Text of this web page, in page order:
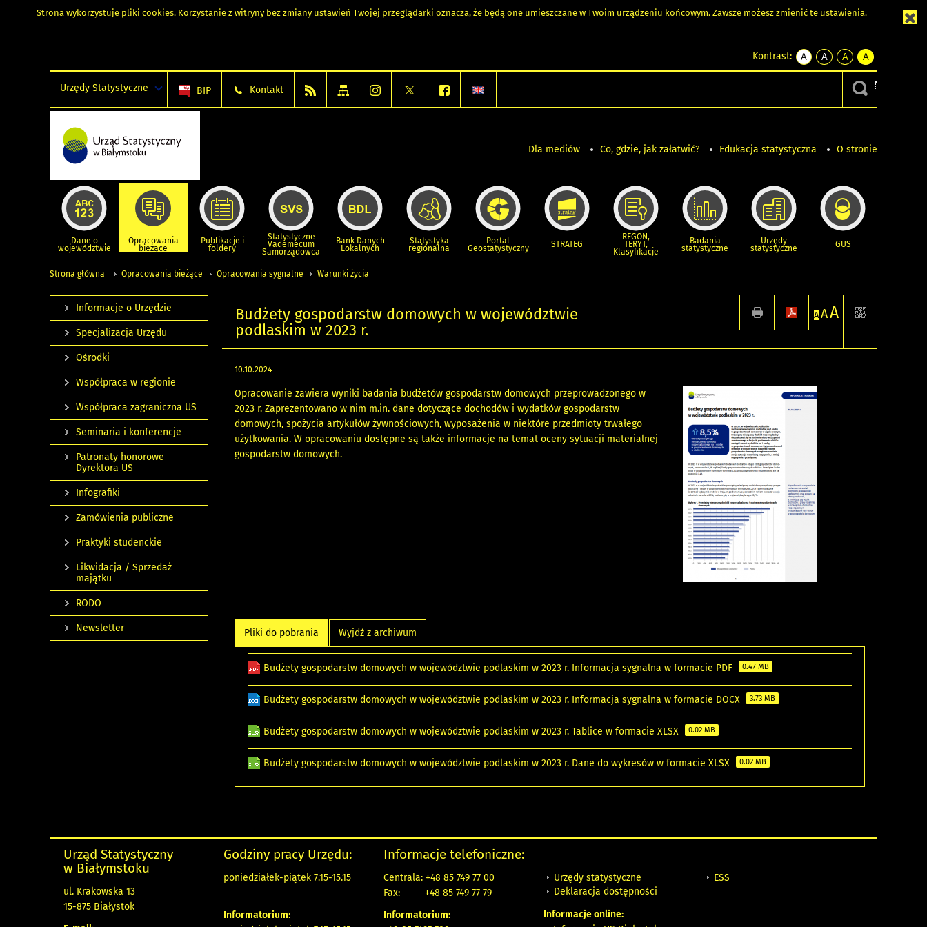
Strona wykorzystuje pliki cookies. Korzystanie z witryny bez zmiany ustawień Twojej przeglądarki oznacza, że będą one umieszczane w Twoim urządzeniu końcowym. Zawsze możesz zmienić te ustawienia.
Kontrast:
A
kontrast
A
kontrast
czarnym
A
kontrast
żółty
tekst
czarnym
A
kontrast
czarny
tekst
żółtym
Urzędy Statystyczne BIP Kontakt
Dla mediów Co, gdzie, jak załatwić? Edukacja statystyczna O stronie
Dane o
województwie
Opracowania
bieżące
Publikacje i
foldery
Statystyczne
Vademecum
Samorządowca
Bank Danych
Lokalnych
Statystyka
regionalna
Portal
Geostatystyczny STRATEG
REGON,
TERYT,
Klasyfikacje
Badania
statystyczne
Urzędy
statystyczne GUS
Strona główna Opracowania bieżące Opracowania sygnalne Warunki życia
Budżety gospodarstw domowych w województwie
podlaskim w 2023 r.
A AA
10.10.2024
Opracowanie zawiera wyniki badania budżetów gospodarstw domowych przeprowadzonego w
2023 r. Zaprezentowano w nim m.in. dane dotyczące dochodów i wydatków gospodarstw
domowych, spożycia artykułów żywnościowych, wyposażenia w niektóre przedmioty trwałego
użytkowania. W opracowaniu dostępne są także informacje na temat oceny sytuacji materialnej
gospodarstw domowych.
Pliki do pobrania Wyjdź z archiwum
Budżety gospodarstw domowych w województwie podlaskim w 2023 r. Informacja sygnalna w formacie PDF 0.47 MB
Budżety gospodarstw domowych w województwie podlaskim w 2023 r. Informacja sygnalna w formacie DOCX 3.73 MB
Budżety gospodarstw domowych w województwie podlaskim w 2023 r. Tablice w formacie XLSX 0.02 MB
Budżety gospodarstw domowych w województwie podlaskim w 2023 r. Dane do wykresów w formacie XLSX 0.02 MB
Informacje o Urzędzie
Specjalizacja Urzędu
Ośrodki
Współpraca w regionie
Współpraca zagraniczna US
Seminaria i konferencje
Patronaty honorowe
Dyrektora US
Infografiki
Zamówienia publiczne
Praktyki studenckie
Likwidacja / Sprzedaż
majątku
RODO
Newsletter
Urząd Statystyczny
w Białymstoku
ul. Krakowska 13
15-875 Białystok
Godziny pracy Urzędu:
poniedziałek-piątek 7.15-15.15
Informatorium:
Informacje telefoniczne:
Centrala: +48 85 749 77 00
Fax:
+48 85 749 77 79
Informatorium:
Urzędy statystyczne
Deklaracja dostępności
Informacje online:
ESS